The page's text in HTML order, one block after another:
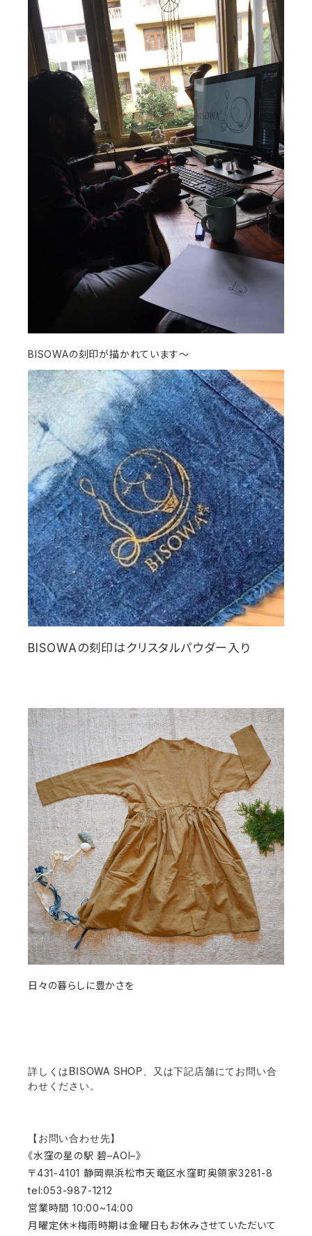
BISOWAの刻印が描かれています〜
BISOWAの刻印はクリスタルパウダー入り
日々の暮らしに豊かさを
詳しくはBISOWA SHOP、又は下記店舗にてお問い合
わせください。
【お問い合わせ先】
《水窪の星の駅 碧–AOI–》
〒431-4101 静岡県浜松市天竜区水窪町奥領家3281-8
tel:053-987-1212
営業時間 10:00~14:00
月曜定休＊梅雨時期は金曜日もお休みさせていただいて